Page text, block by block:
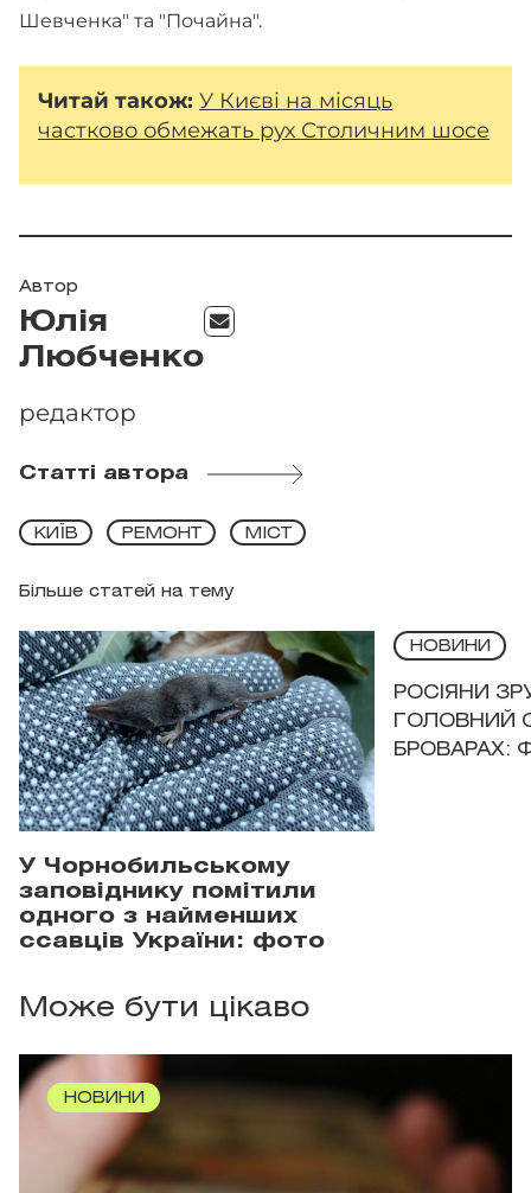
Шевченка" та "Почайна".
Читай також: У Києві на місяць
частково обмежать рух Столичним шосе
Автор
Юлія
Любченко
редактор
Статті автора
Більше статей на тему
КИЇВ РЕМОНТ МІСТ
У Чорнобильському
заповіднику помітили
одного з найменших
ссавців України: фото
НОВИНИ
РОСІЯНИ
ГОЛОВНИЙ
БРОВАРАХ:
Може бути цікаво
НОВИНИ